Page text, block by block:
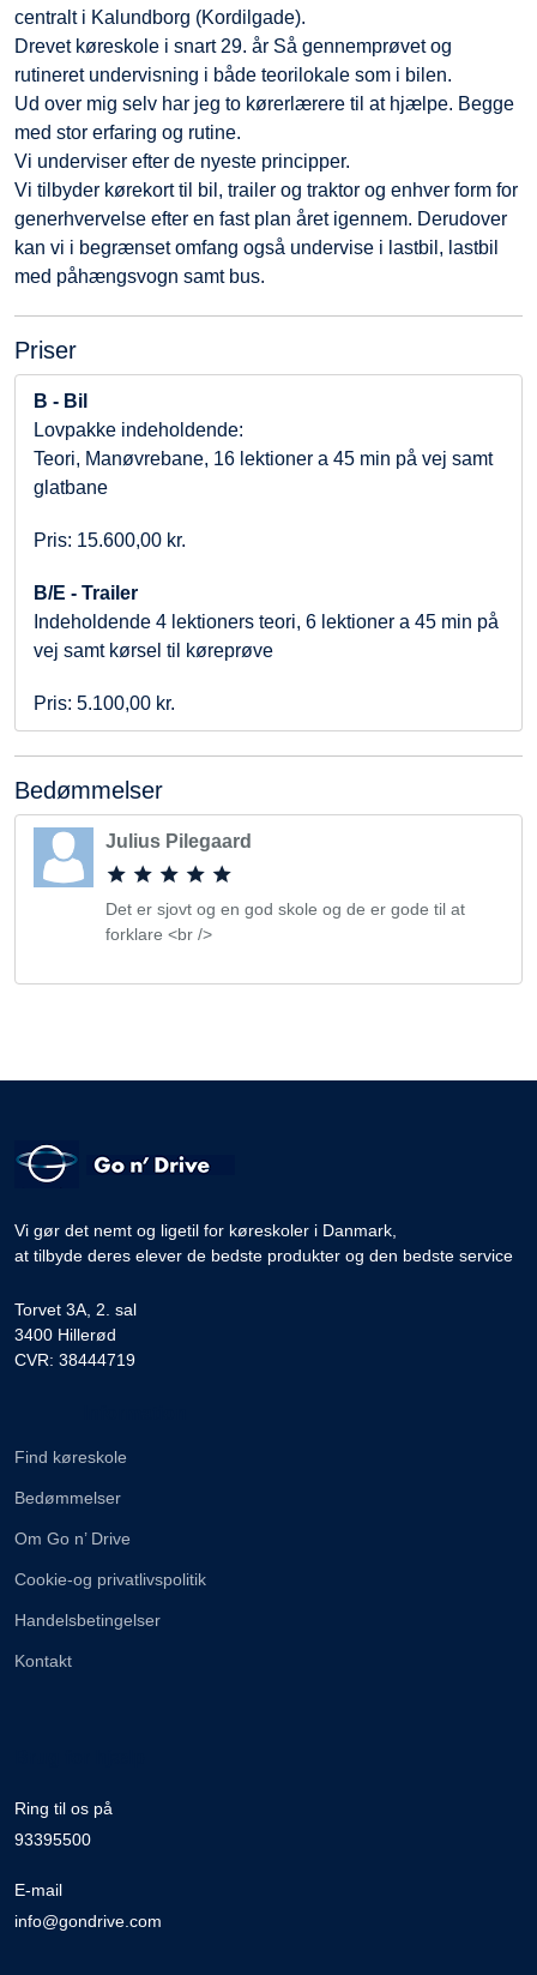
centralt i Kalundborg (Kordilgade).
Drevet køreskole i snart 29. år Så gennemprøvet og
rutineret undervisning i både teorilokale som i bilen.
Ud over mig selv har jeg to kørerlærere til at hjælpe. Begge
med stor erfaring og rutine.
Vi underviser efter de nyeste principper.
Vi tilbyder kørekort til bil, trailer og traktor og enhver form for
generhvervelse efter en fast plan året igennem. Derudover
kan vi i begrænset omfang også undervise i lastbil, lastbil
med påhængsvogn samt bus.
Priser
B - Bil
Lovpakke indeholdende:
Teori, Manøvrebane, 16 lektioner a 45 min på vej samt
glatbane
Pris: 15.600,00 kr.
B/E - Trailer
Indeholdende 4 lektioners teori, 6 lektioner a 45 min på
vej samt kørsel til køreprøve
Pris: 5.100,00 kr.
Bedømmelser
Julius Pilegaard
Det er sjovt og en god skole og de er gode til at
forklare <br />
Vi gør det nemt og ligetil for køreskoler i Danmark,
at tilbyde deres elever de bedste produkter og den bedste service
Torvet 3A, 2. sal
3400 Hillerød
CVR: 38444719
Find køreskole
Bedømmelser
Om Go n’ Drive
Cookie-og privatlivspolitik
Handelsbetingelser
Kontakt
Ring til os på
93395500
E-mail
info@gondrive.com